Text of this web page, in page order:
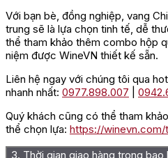
Với bạn bè, đồng nghiệp, vang
trung sẽ là lựa chọn tinh tế, dễ
thể tham khảo thêm combo hộp
niệm được WineVN thiết kế sẵn.
Liên hệ ngay với chúng tôi qua
nhanh nhất: 0977.898.007
Quý khách cũng có thể tham
thể chọn lựa: https://
3. Thời gian giao hàng trong bao